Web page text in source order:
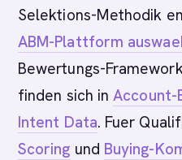
Selektions-Methodik
ABM-Plattform
Bewertungs-
finden sich inAccount-
Intent Data. Fuer
Scoring und Buying-